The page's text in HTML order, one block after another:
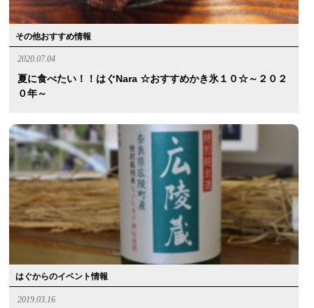
その他おすすめ情報
2020.07.04
夏に食べたい！！はぐnara ☆おすすめかき氷１０☆～２０２
０年～
はぐからのイベント情報
2019.03.16